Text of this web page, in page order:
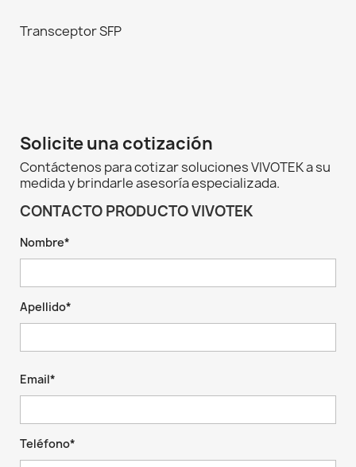
Transceptor SFP
Solicite una cotización
Contáctenos para cotizar soluciones VIVOTEK a su
medida y brindarle asesoría especializada.
CONTACTO PRODUCTO VIVOTEK
Nombre*
Apellido*
Email*
Teléfono*